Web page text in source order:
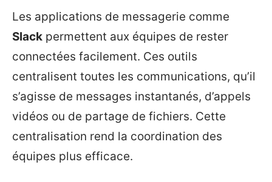
Les applications de messagerie comme
Slack permettent aux équipes de rester
connectées facilement. Ces outils
centralisent toutes les communications, qu’il
s’agisse de messages instantanés, d’appels
vidéos ou de partage de fichiers. Cette
centralisation rend la coordination des
équipes plus efficace.